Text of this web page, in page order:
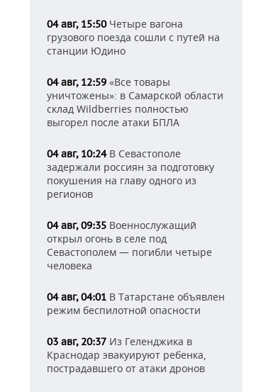
04 авг, 15:50Четыре вагона
грузового поезда сошли с путей на
станции Юдино
04 авг, 12:59 «Все товары
уничтожены»: в Самарской области
склад Wildberries полностью
выгорел после атаки БПЛА
04 авг, 10:24В Севастополе
задержали россиян за подготовку
покушения на главу одного из
регионов
04 авг, 09:35 Военнослужащий
открыл огонь в селе под
Севастополем — погибли четыре
человека
04 авг, 04:01 В Татарстане объявлен
режим беспилотной опасности
03 авг, 20:37 Из Геленджика в
Краснодар эвакуируют ребенка,
пострадавшего от атаки дронов